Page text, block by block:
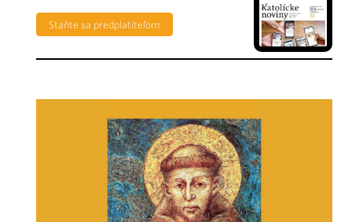
Staňte sa predplatiteľom